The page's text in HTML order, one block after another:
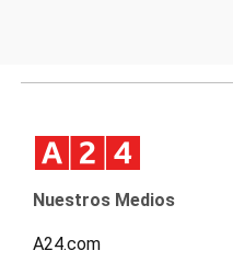
Nuestros Medios
A24.com